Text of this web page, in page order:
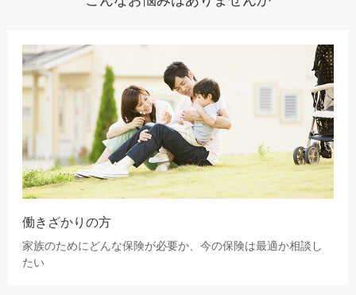
働きざかりの方
家族のためにどんな保険が必要か、今の保険は最適か相談し
たい